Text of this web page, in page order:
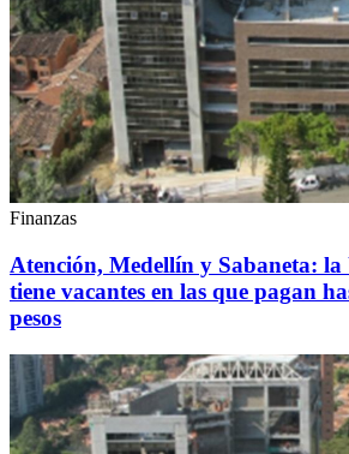
Finanzas
Atención, Medellín y Sabaneta:
tiene vacantes en las que pagan
pesos